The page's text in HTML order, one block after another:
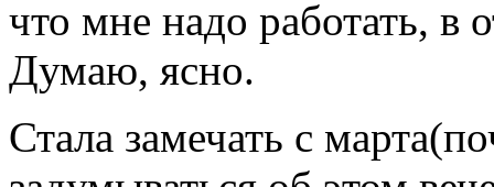
что мне надо работать, в
Думаю, ясно.
Стала замечать с